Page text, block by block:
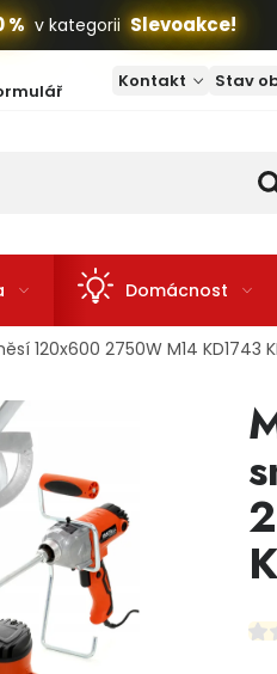
% v kategorii Slevoakce!
Kontakt Stav
Domácnost
120x600 2750W M14 KD1743